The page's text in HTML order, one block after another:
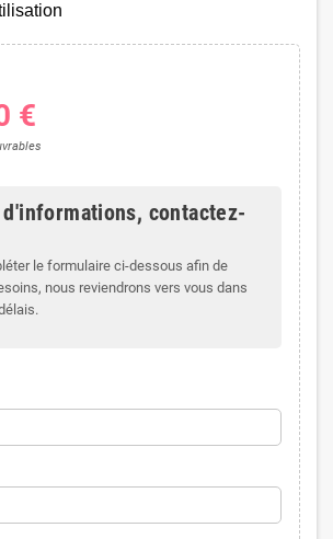
€
contactez-
le formulaire ci-dessous afin de
nous reviendrons vers vous dans